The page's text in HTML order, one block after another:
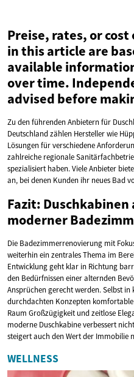
Preise, rates, or
in this article are
available
over time.
advised before
Zu den führenden Anbietern für
Deutschland zählen Hersteller wie
Lösungen für verschiedene
zahlreiche regionale
spezialisiert haben. Viele Anbieter
an, bei denen Kunden ihr neues Bad
Fazit:
moderner
Die Badezimmerrenovierung mit
weiterhin ein zentrales Thema im
Entwicklung geht klar in Richtung
den Bedürfnissen einer alternden
Ansprüchen gerecht werden. Selbst
durchdachten Konzepten
Raum Großzügigkeit und zeitlose
moderne Duschkabine verbessert
steigert auch den Wert der Immobilie
WELLNESS